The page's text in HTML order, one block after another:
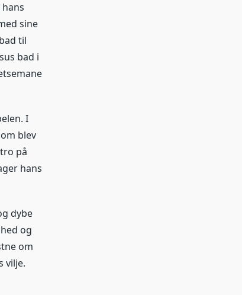
sine
til
bad i
I
blev
på
hans
dybe
og
om
vilje.